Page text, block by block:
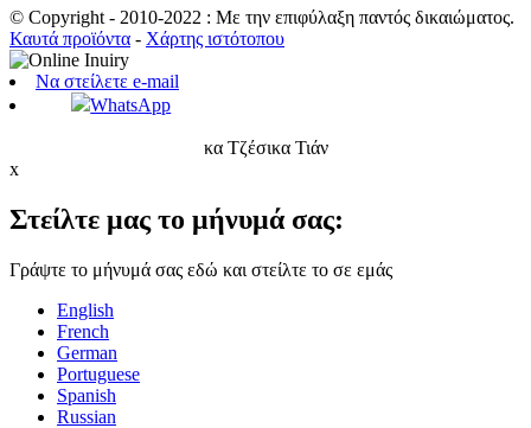
© Copyright - 2010-2022 : Με την επιφύλαξη παντός δικαιώματος.
Καυτά προϊόντα - Χάρτης ιστότοπου
Να στείλετε e-mail
WhatsApp
κα Τζέσικα Τιάν
x
Στείλτε μας το μήνυμά σας:
Γράψτε το μήνυμά σας εδώ και στείλτε το σε εμάς
English
French
German
Portuguese
Spanish
Russian